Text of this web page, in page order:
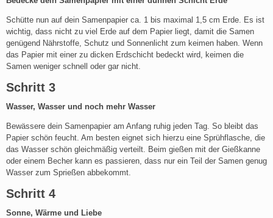
Schütte nun auf dein Samenpapier ca. 1 bis maximal 1,5 cm Erde. Es ist
wichtig, dass nicht zu viel Erde auf dem Papier liegt, damit die Samen
genügend Nährstoffe, Schutz und Sonnenlicht zum keimen haben. Wenn
das Papier mit einer zu dicken Erdschicht bedeckt wird, keimen die
Samen weniger schnell oder gar nicht.
Schritt 3
Wasser, Wasser und noch mehr Wasser
Bewässere dein Samenpapier am Anfang ruhig jeden Tag. So bleibt das
Papier schön feucht. Am besten eignet sich hierzu eine Sprühflasche, die
das Wasser schön gleichmäßig verteilt. Beim gießen mit der Gießkanne
oder einem Becher kann es passieren, dass nur ein Teil der Samen genug
Wasser zum Sprießen abbekommt.
Schritt 4
Sonne, Wärme und Liebe